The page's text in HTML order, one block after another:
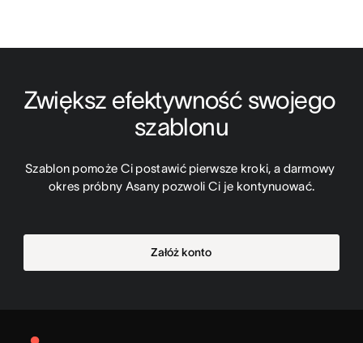
Zwiększ efektywność swojego
szablonu
Szablon pomoże Ci postawić pierwsze kroki, a darmowy
okres próbny Asany pozwoli Ci je kontynuować.
Załóż konto